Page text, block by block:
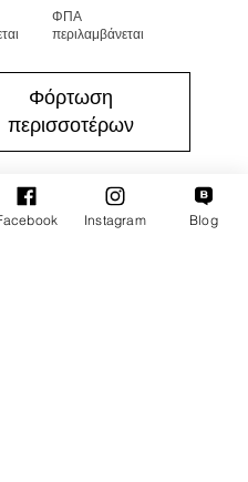
ΦΠΑ
περιλαμβάνεται
Φόρτωση
περισσοτέρων
Instagram Blog